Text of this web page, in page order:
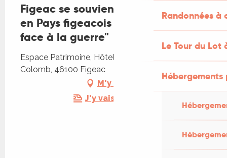
Randonnées
Le Tour du Lot
Figeac se souvient, exposition 1944
en Pays figeacois : un territoire
face à la guerre"
Espace Patrimoine, Hôtel de Ville, 5 rue de
Colomb, 46100 Figeac
M'y rendre
J'y vais en train !